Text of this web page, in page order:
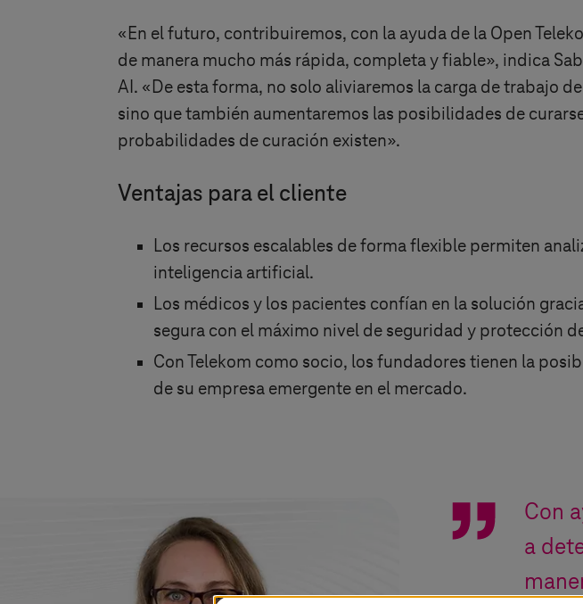
«En el futuro, contribuiremos, con la ayuda de la Open
de manera mucho más rápida, completa y fiable», indica
AI. «De esta forma, no solo aliviaremos la carga de trabajo
sino que también aumentaremos las posibilidades de
probabilidades de curación existen».
Ventajas para el cliente
Los recursos escalables de forma flexible permiten
inteligencia artificial.
Los médicos y los pacientes confían en la solución
segura con el máximo nivel de seguridad y protección
Con Telekom como socio, los fundadores tienen la
de su empresa emergente en el mercado.
Con
a